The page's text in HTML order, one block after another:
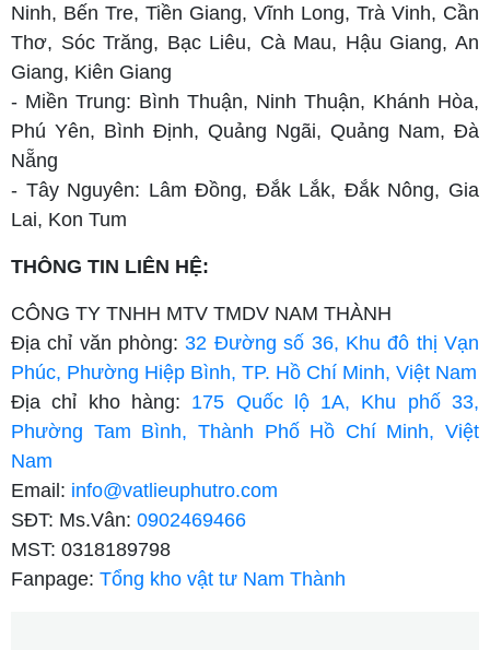
Ninh, Bến Tre, Tiền Giang, Vĩnh Long, Trà Vinh, Cần
Thơ, Sóc Trăng, Bạc Liêu, Cà Mau, Hậu Giang, An
Giang, Kiên Giang
- Miền Trung: Bình Thuận, Ninh Thuận, Khánh Hòa,
Phú Yên, Bình Định, Quảng Ngãi, Quảng Nam, Đà
Nẵng
- Tây Nguyên: Lâm Đồng, Đắk Lắk, Đắk Nông, Gia
Lai, Kon Tum
THÔNG TIN LIÊN HỆ:
CÔNG TY TNHH MTV TMDV NAM THÀNH
Địa chỉ văn phòng:32 Đường số 36, Khu đô thị Vạn
Phúc, Phường Hiệp Bình, TP. Hồ Chí Minh, Việt Nam
Địa chỉ kho hàng: 175 Quốc lộ 1A, Khu phố 33,
Phường Tam Bình, Thành Phố Hồ Chí Minh, Việt
Nam
Email: info@vatlieuphutro.com
SĐT: Ms.Vân: 0902469466
MST: 0318189798
Fanpage: Tổng kho vật tư Nam Thành